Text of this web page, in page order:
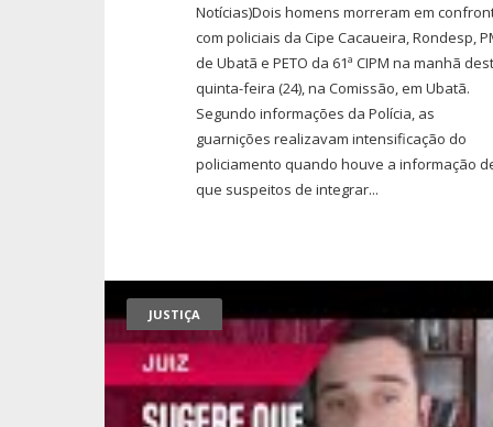
Notícias)Dois homens morreram em
com policiais da Cipe Cacaueira, Rondesp,
de Ubatã e PETO da 61ª CIPM na manhã
quinta-feira (24), na Comissão, em Ubatã.
Segundo informações da Polícia, as
guarnições realizavam intensificação do
policiamento quando houve a informação
que suspeitos de integrar...
JUSTIÇA